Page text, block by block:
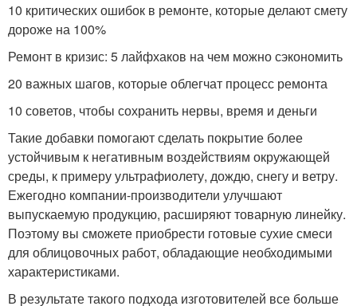
10 критических ошибок в ремонте, которые делают смету
дороже на 100%
Ремонт в кризис: 5 лайфхаков на чем можно сэкономить
20 важных шагов, которые облегчат процесс ремонта
10 советов, чтобы сохранить нервы, время и деньги
Такие добавки помогают сделать покрытие более
устойчивым к негативным воздействиям окружающей
среды, к примеру ультрафиолету, дождю, снегу и ветру.
Ежегодно компании-производители улучшают
выпускаемую продукцию, расширяют товарную линейку.
Поэтому вы сможете приобрести готовые сухие смеси
для облицовочных работ, обладающие необходимыми
характеристиками.
В результате такого подхода изготовителей все больше